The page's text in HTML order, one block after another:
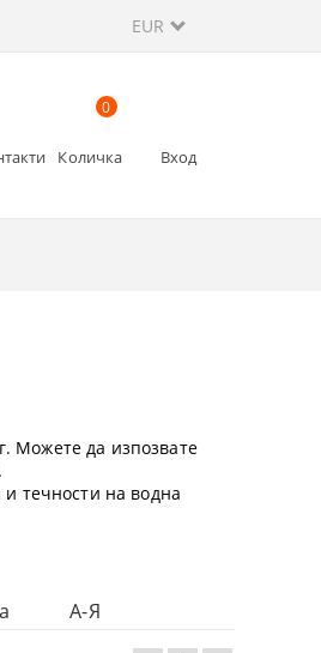
EUR
Количка
0
Вход
Можете да изпозвате
течности на водна
А-Я